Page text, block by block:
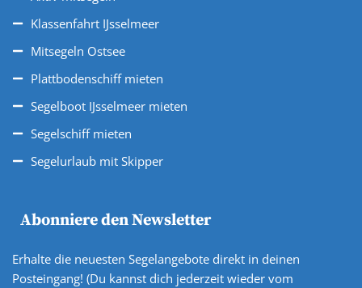
Klassenfahrt IJsselmeer
Mitsegeln Ostsee
Plattbodenschiff mieten
Segelboot IJsselmeer mieten
Segelschiff mieten
Segelurlaub mit Skipper
Abonniere den Newsletter
Erhalte die neuesten Segelangebote direkt in deinen
Posteingang! (Du kannst dich jederzeit wieder vom